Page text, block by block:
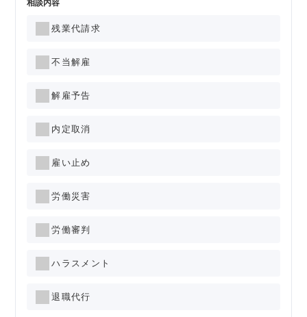
相談内容
残業代請求
不当解雇
解雇予告
内定取消
雇い止め
労働災害
労働審判
ハラスメント
退職代行